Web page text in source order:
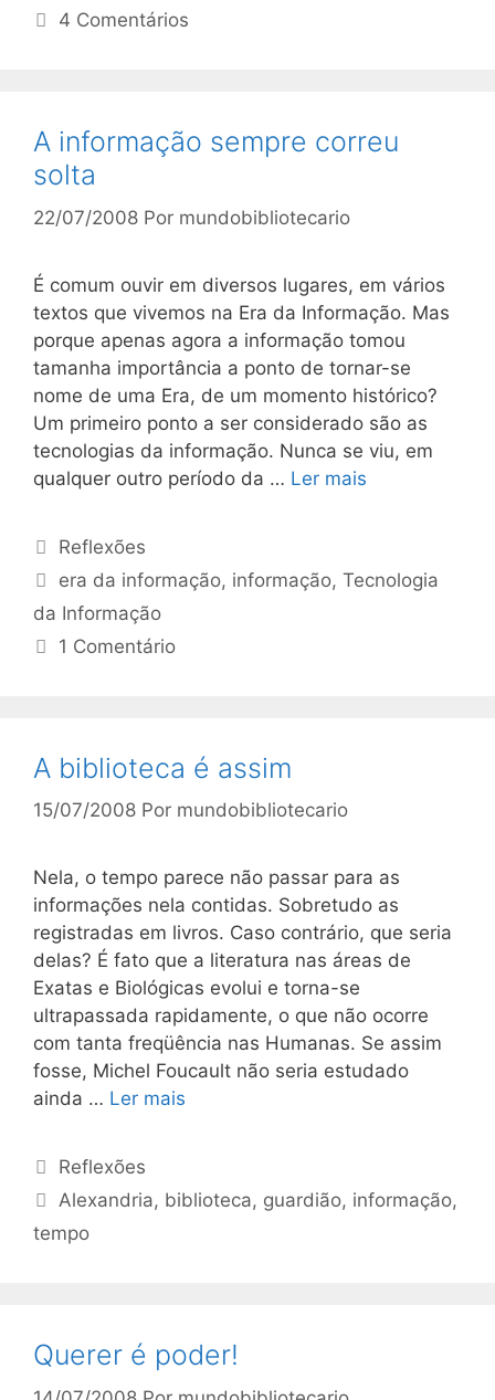
4 Comentários
A informação sempre correu
solta
22/07/2008 Por mundobibliotecario
É comum ouvir em diversos lugares, em vários
textos que vivemos na Era da Informação. Mas
porque apenas agora a informação tomou
tamanha importância a ponto de tornar-se
nome de uma Era, de um momento histórico?
Um primeiro ponto a ser considerado são as
tecnologias da informação. Nunca se viu, em
qualquer outro período da … Ler mais
Categorias
Reflexões
Tags
era da informação, informação,Tecnologia
da Informação
1 Comentário
A biblioteca é assim
15/07/2008 Por mundobibliotecario
Nela, o tempo parece não passar para as
informações nela contidas. Sobretudo as
registradas em livros. Caso contrário, que seria
delas? É fato que a literatura nas áreas de
Exatas e Biológicas evolui e torna-se
ultrapassada rapidamente, o que não ocorre
com tanta freqüência nas Humanas. Se assim
fosse, Michel Foucault não seria estudado
ainda … Ler mais
Categorias
Reflexões
Tags
Alexandria, biblioteca, guardião, informação,
tempo
Querer é poder!